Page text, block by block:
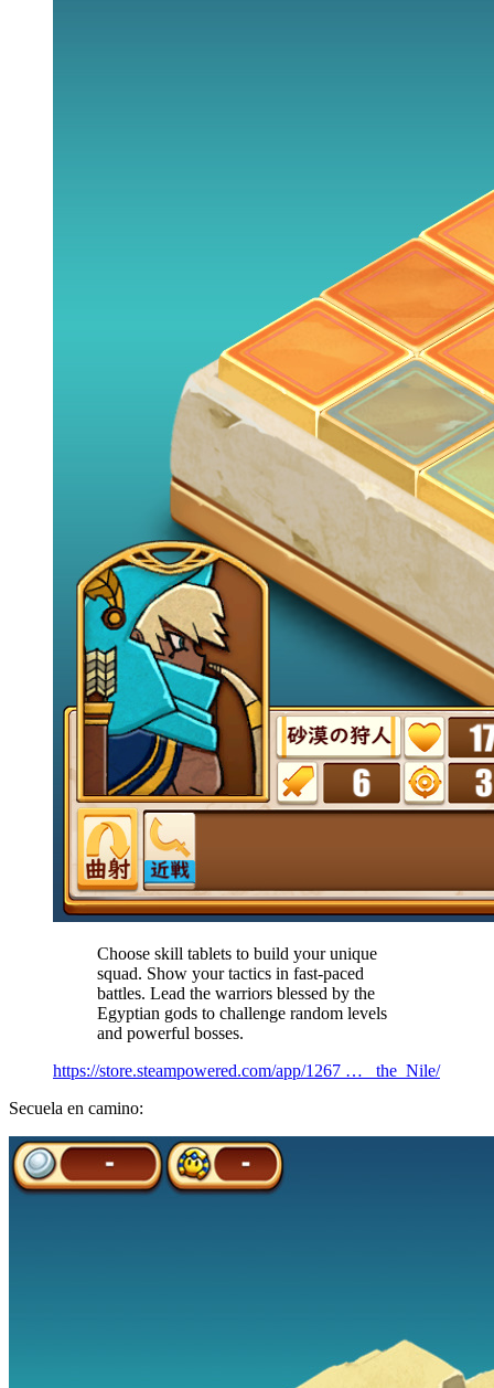
Choose skill tablets to build your unique
squad. Show your tactics in fast-paced
battles. Lead the warriors blessed by the
Egyptian gods to challenge random levels
and powerful bosses.
https://store.steampowered.com/app/1267 … _the_Nile/
Secuela en camino: